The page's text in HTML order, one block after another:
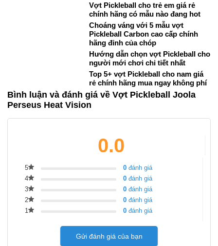
Vợt Pickleball cho trẻ em giá rẻ
chính hãng có mẫu nào đang hot
Choáng váng với 5 mẫu vợt
Pickleball Carbon cao cấp chính
hãng đỉnh của chóp
Hướng dẫn chọn vợt Pickleball cho
người mới chơi chi tiết nhất
Top 5+ vợt Pickleball cho nam giá
rẻ chính hãng mua ngay không phí
Bình luận và đánh giá về Vợt Pickleball Joola
Perseus Heat Vision
0.0
5 0 đánh giá
4
0 đánh giá
3
0 đánh giá
2
0 đánh giá
1
0 đánh giá
Gửi đánh giá của bạn